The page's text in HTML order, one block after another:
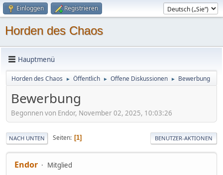
Einloggen Registrieren
Horden des Chaos
Hauptmenü
Horden des Chaos ► Öffentlich ► Offene Diskussionen ► Bewerbung
Bewerbung
Begonnen von Endor, November 02, 2025, 10:03:26
NACH UNTEN Seiten 1 BENUTZER-AKTIONEN
Endor Mitglied